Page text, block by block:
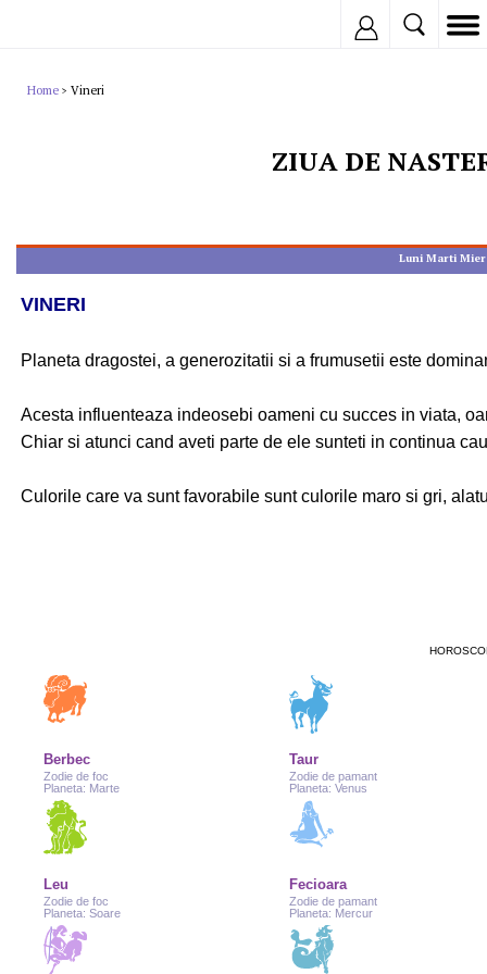
Home > Vineri
ZIUA DE
Luni Marti
VINERI
Planeta dragostei, a generozitatii si a frumusetii este
Acesta influenteaza indeosebi oameni cu succes in viata,
Chiar si atunci cand aveti parte de ele sunteti in continua
Culorile care va sunt favorabile sunt culorile maro si gri,
Berbec
Zodie de foc
Planeta: Marte
Taur
Zodie de pamant
Planeta: Venus
Leu
Zodie de foc
Planeta: Soare
Fecioara
Zodie de pamant
Planeta: Mercur